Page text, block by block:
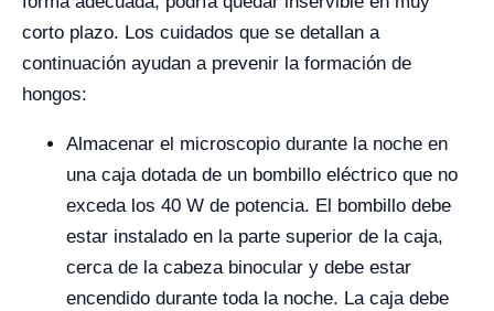
corto plazo. Los cuidados que se detallan a
continuación ayudan a prevenir la formación de
hongos:
Almacenar el microscopio durante la noche en
una caja dotada de un bombillo eléctrico que no
exceda los 40 W de potencia. El bombillo debe
estar instalado en la parte superior de la caja,
cerca de la cabeza binocular y debe estar
encendido durante toda la noche. La caja debe